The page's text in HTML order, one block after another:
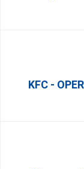
KFC -